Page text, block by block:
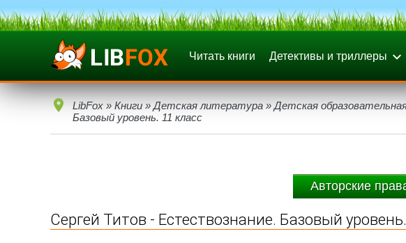
Читать книги Детективы и триллеры
LibFox » Книги » Детская литература » Детская
Базовый уровень. 11 класс
Авторские
Сергей Титов - Естествознание. Базовый